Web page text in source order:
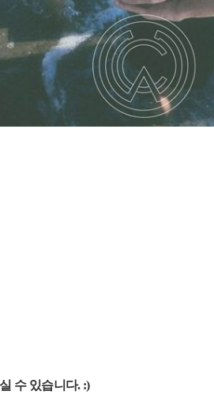
수 있습니다. :)